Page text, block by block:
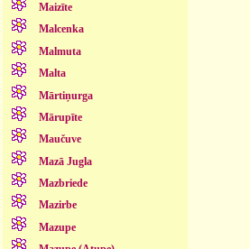
Maizīte
Malcenka
Malmuta
Malta
Mārtiņurga
Mārupīte
Maučuve
Mazā Jugla
Mazbriede
Mazirbe
Mazupe